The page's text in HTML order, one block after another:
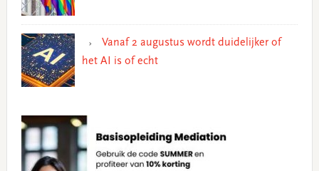
Vanaf 2 augustus wordt duidelijker of
het AI is of echt